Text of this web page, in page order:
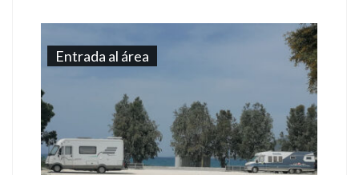
Entrada al área